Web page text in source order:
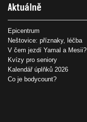
Aktuálně
Epicentrum
Neštovice: příznaky, léčba
V čem jezdí Yamal a Mesii?
Kvízy pro seniory
Kalendář úplňků 2026
Co je bodycount?